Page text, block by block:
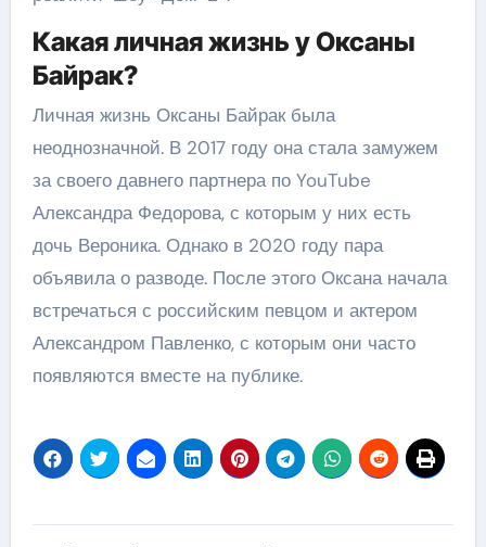
Какая личная жизнь у Оксаны
Байрак?
Личная жизнь Оксаны Байрак была
неоднозначной. В 2017 году она стала замужем
за своего давнего партнера по YouTube
Александра Федорова, с которым у них есть
дочь Вероника. Однако в 2020 году пара
объявила о разводе. После этого Оксана начала
встречаться с российским певцом и актером
Александром Павленко, с которым они часто
появляются вместе на публике.